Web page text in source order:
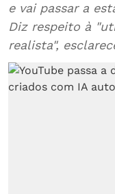
e vai passar a
Diz respeito à
realista",